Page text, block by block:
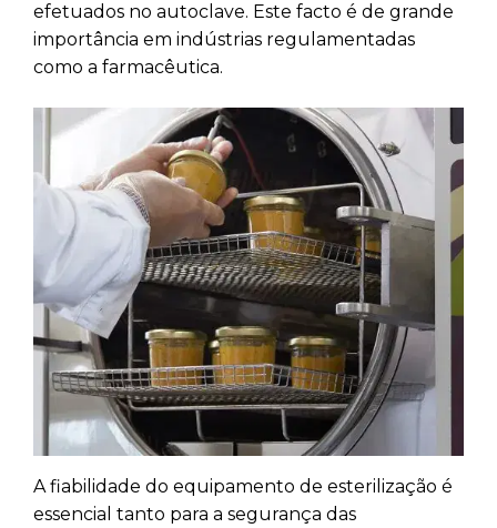
efetuados no autoclave. Este facto é de grande
importância em indústrias regulamentadas
como a farmacêutica.
A fiabilidade do equipamento de esterilização é
essencial tanto para a segurança das